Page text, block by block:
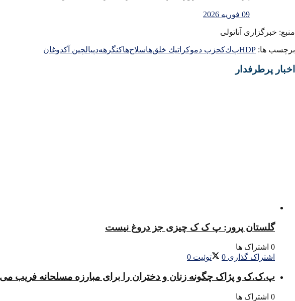
09 فوریه 2026
منبع: خبرگزاری آناتولی
برچسب ها: HDPپ‌ك‌كحزب دموكراتيك خلق‌هاسلاح‌هاكنگرهه‌د‌پيالچين آكدوغان
اخبار پرطرفدار
گلستان پرور: پ ک ک چیزی جز دروغ نیست
0 اشتراک ها
اشتراک گذاری 0 توئیت 0
پ.ک.ک و پژاک چگونه زنان و دختران را برای مبارزه مسلحانه فریب
0 اشتراک ها